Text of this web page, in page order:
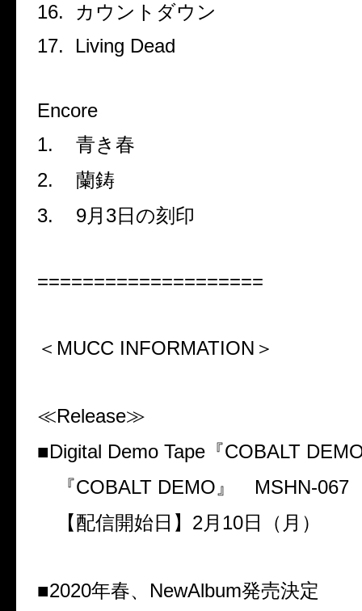
16.
カウントダウン
17.
Living Dead
Encore
1.
青き春
2.
蘭鋳
3.
9月 3日の刻印
====================
＜ MUCC INFORMATION ＞
≪Release≫
■Digital Demo Tape 『COBALT
『COBALT DEMO 』 MSHN-067
【配信開始日】 2月 10日（月）
■2020年春、 NewAlbum発売決定